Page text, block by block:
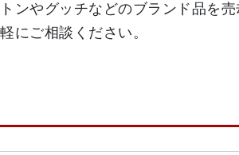
ンやグッチなどのブランド品を
にご相談ください。